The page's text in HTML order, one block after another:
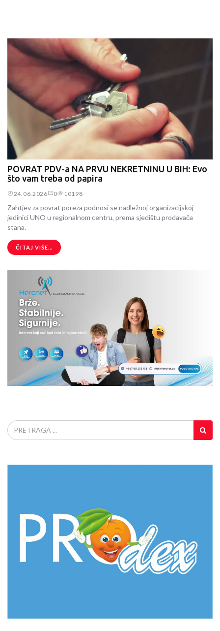
POVRAT PDV-a NA PRVU NEKRETNINU U BIH: Evo
što vam treba od papira
24.06.2026 0 10198
Zahtjev za povrat poreza podnosi se nadležnoj organizacijskoj
jedinici UNO u regionalnom centru, prema sjedištu prodavača
stana.
ČITAJ VIŠE...